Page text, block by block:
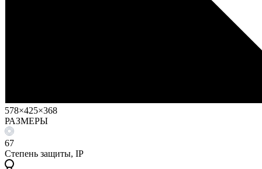
578×425×368
РАЗМЕРЫ
67
Степень защиты, IP